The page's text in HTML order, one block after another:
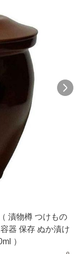
漬物樽 つけもの
器 保存 ぬか漬け
）